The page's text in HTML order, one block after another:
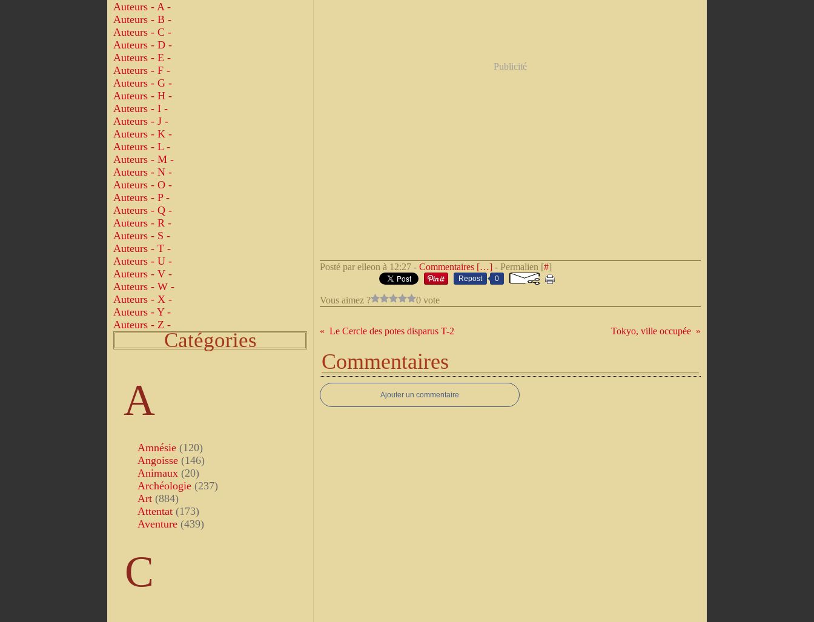
Auteurs - A -
Auteurs - B -
Auteurs - C -
Auteurs - D -
Auteurs - E -
Auteurs - F -
Auteurs - G -
Auteurs - H -
Auteurs - I -
Auteurs - J -
Auteurs - K -
Auteurs - L -
Auteurs - M -
Auteurs - N -
Auteurs - O -
Auteurs - P -
Auteurs - Q -
Auteurs - R -
Auteurs - S -
Auteurs - T -
Auteurs - U -
Auteurs - V -
Auteurs - W -
Auteurs - X -
Auteurs - Y -
Auteurs - Z -
Catégories
A
Amnésie (120)
Angoisse (146)
Animaux (20)
Archéologie (237)
Art (884)
Attentat (173)
Aventure (439)
C
Publicité
Posté par elleon à 12:27 - Commentaires […] - Permalien [#]
Repost 0
Vous aimez ? 0 vote
Le Cercle des potes disparus T-2 Tokyo, ville occupée
Commentaires
Ajouter un commentaire